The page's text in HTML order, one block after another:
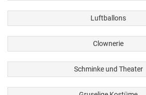
Luftballons
Clownerie
Schminke und Theater